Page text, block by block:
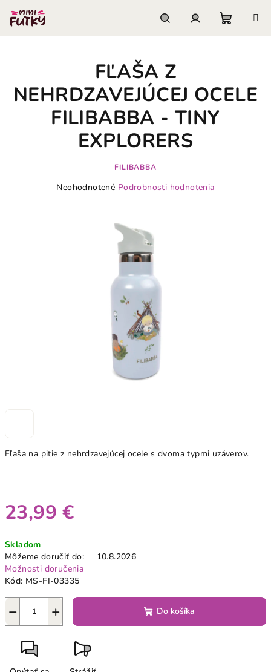
obsah
Fľaša na pitie z nehrdzavejúcej ocele s dvoma typmi uzáverov.
23,99 €
cena:
Skladom
Môžeme doručiť do:
10.8.2026
Možnosti doručenia
Kód: MS-FI-03335
+
− Do košíka
FĽAŠA Z
NEHRDZAVEJÚCEJ OCELE
FILIBABBA - TINY
EXPLORERS
FILIBABBA
Priemerné
Neohodnotené Podrobnosti hodnotenia